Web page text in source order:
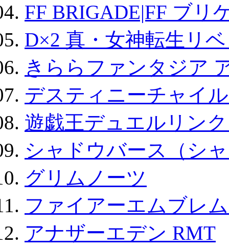
FF BRIGADE|FF ブリ
D×2 真・女神転生リ
きららファンタジア
デスティニーチャイ
遊戯王デュエルリン
シャドウバース（シ
グリムノーツ
ファイアーエムブレ
アナザーエデン RMT